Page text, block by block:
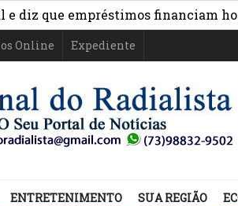
empréstimos financiam hospitais
do ITR de produtores rurais
Online Expediente
ENTRETENIMENTO SUA REGIÃO